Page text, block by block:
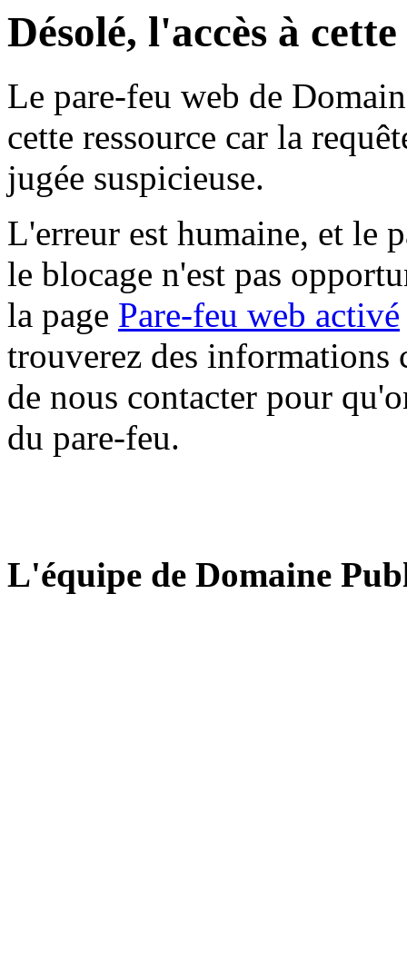
Désolé, l'accès à
Le pare-feu web de
cette ressource car la
jugée suspicieuse.
L'erreur est humaine, et le
le blocage n'est pas
la page Pare-feu web activé
trouverez des informations
de nous contacter pour
du pare-feu.
L'équipe de Domaine